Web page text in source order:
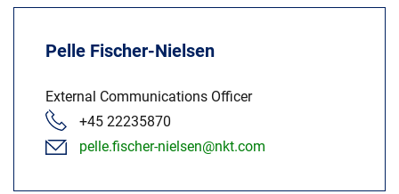
Pelle Fischer-Nielsen
External Communications Officer
+45 22235870
pelle.fischer-nielsen@nkt.com